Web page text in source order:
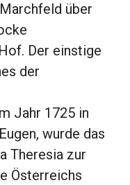
über
Der einstige
der
Jahr 1725 in
wurde das
Theresia zur
Österreichs